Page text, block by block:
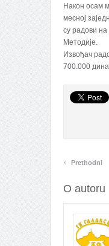
Након осам
месној
су радови
Методије.
Извођач
700.000
‹ Prethodni
O autoru